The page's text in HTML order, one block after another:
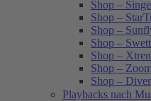
Shop –
Shop –
Shop –
Shop –
Shop –
Shop – Zoom
Shop –
Playbacks nach